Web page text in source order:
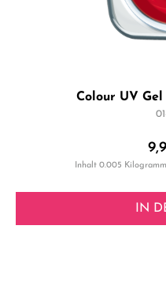
Colour UV
Inhalt0.005 Kilogramm
IN